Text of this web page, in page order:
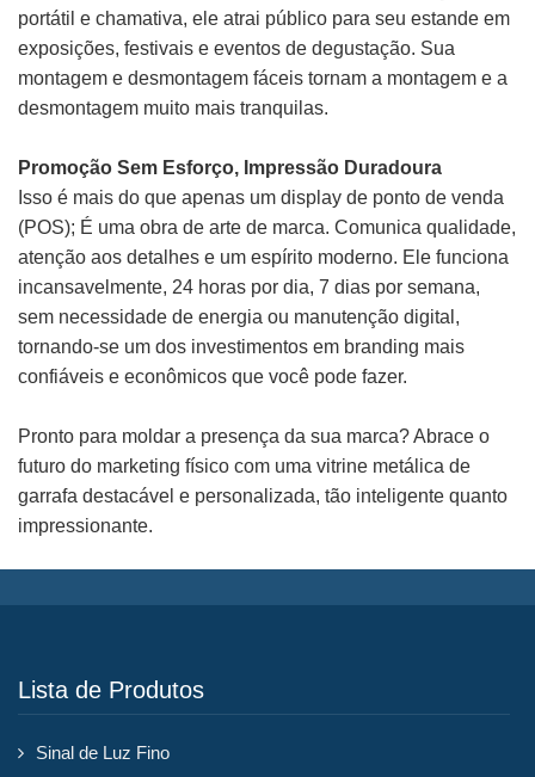
portátil e chamativa, ele atrai público para seu estande em
exposições, festivais e eventos de degustação. Sua
montagem e desmontagem fáceis tornam a montagem e a
desmontagem muito mais tranquilas.
Promoção Sem Esforço, Impressão Duradoura
Isso é mais do que apenas um display de ponto de venda
(POS); É uma obra de arte de marca. Comunica qualidade,
atenção aos detalhes e um espírito moderno. Ele funciona
incansavelmente, 24 horas por dia, 7 dias por semana,
sem necessidade de energia ou manutenção digital,
tornando-se um dos investimentos em branding mais
confiáveis e econômicos que você pode fazer.
Pronto para moldar a presença da sua marca? Abrace o
futuro do marketing físico com uma vitrine metálica de
garrafa destacável e personalizada, tão inteligente quanto
impressionante.
Lista de Produtos
Sinal de Luz Fino